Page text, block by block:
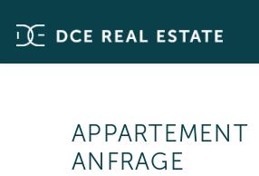
APPARTEMENT
ANFRAGE